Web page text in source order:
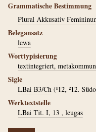
Grammatische Bestimmung
Plural Akkusativ
Belegansatz
lewa
Worttypisierung
textintegriert,
Sigle
LBai B3/Ch (¹12, ²12.
Werktextstelle
LBai Tit. I, 13 , leugas